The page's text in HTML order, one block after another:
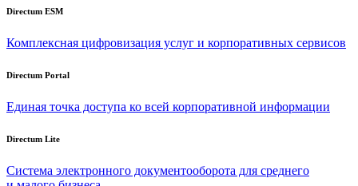
Directum ESM
Комплексная цифровизация услуг и корпоративных сервисов
Directum Portal
Единая точка доступа ко всей корпоративной информации
Directum Lite
Система электронного документооборота для среднего